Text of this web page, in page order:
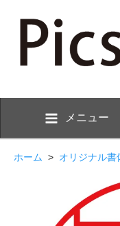
メニュー
ホーム > オリジナル書